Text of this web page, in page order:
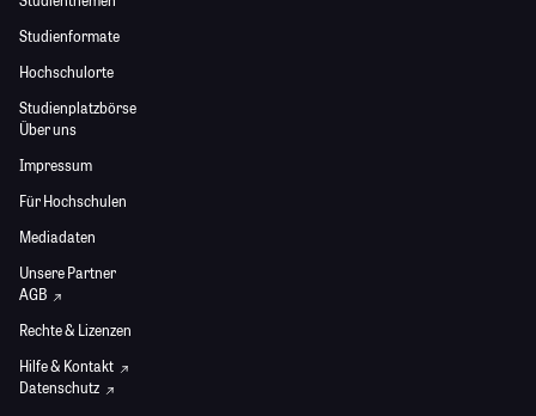
Studienformate
Hochschulorte
Studienplatzbörse
Über uns
Impressum
Für Hochschulen
Mediadaten
Unsere Partner
AGB
Rechte & Lizenzen
Hilfe & Kontakt
Datenschutz